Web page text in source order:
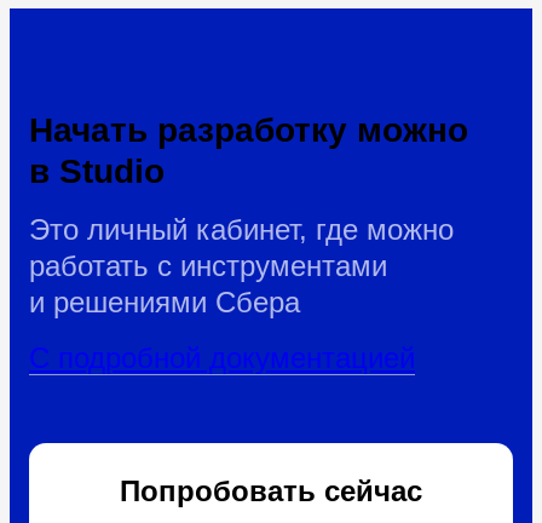
Начать разработку можно
в Studio
Это личный кабинет, где можно
работать с инструментами
и решениями Сбера
С подробной документацией
Попробовать сейчас